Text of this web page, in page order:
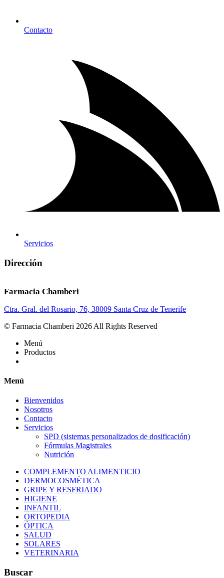
Contacto
Servicios
Dirección
Farmacia Chamberi
Ctra. Gral. del Rosario, 76, 38009 Santa Cruz de Tenerife
© Farmacia Chamberi 2026 All Rights Reserved
Menú
Productos
Menú
Bienvenidos
Nosotros
Contacto
Servicios
SPD (sistemas personalizados de dosificación)
Fórmulas Magistrales
Nutrición
COMPLEMENTO ALIMENTICIO
DERMOCOSMÉTICA
GRIPE Y RESFRIADO
HIGIENE
INFANTIL
ORTOPEDIA
ÓPTICA
SALUD
SOLARES
VETERINARIA
Buscar